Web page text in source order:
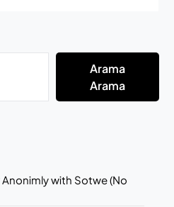
Arama
Arama
with Sotwe (No